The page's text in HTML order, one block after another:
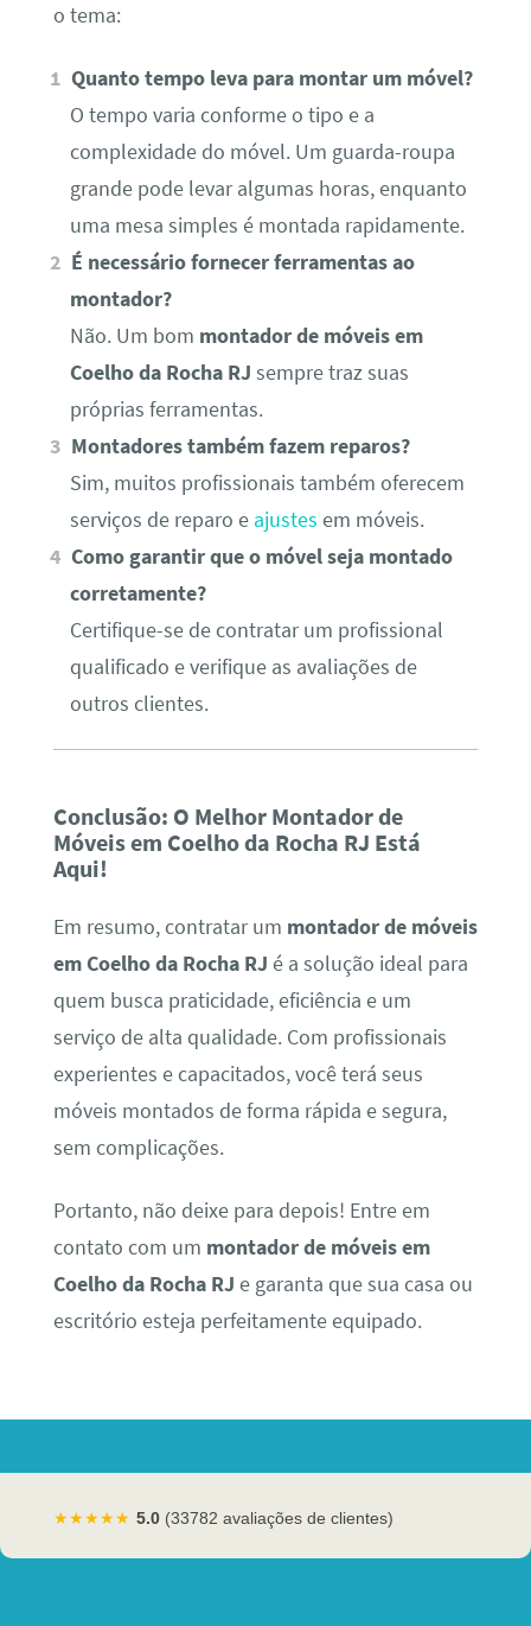
o tema:
Quanto tempo leva para montar um móvel?
O tempo varia conforme o tipo e a
complexidade do móvel. Um guarda-roupa
grande pode levar algumas horas, enquanto
uma mesa simples é montada rapidamente.
É necessário fornecer ferramentas ao
montador?
Não. Um bom montador de móveis em
Coelho da Rocha RJ sempre traz suas
próprias ferramentas.
Montadores também fazem reparos?
Sim, muitos profissionais também oferecem
serviços de reparo e ajustes em móveis.
Como garantir que o móvel seja montado
corretamente?
Certifique-se de contratar um profissional
qualificado e verifique as avaliações de
outros clientes.
Conclusão: O Melhor Montador de
Móveis em Coelho da Rocha RJ Está
Aqui!
Em resumo, contratar um montador de móveis
em Coelho da Rocha RJ é a solução ideal para
quem busca praticidade, eficiência e um
serviço de alta qualidade. Com profissionais
experientes e capacitados, você terá seus
móveis montados de forma rápida e segura,
sem complicações.
Portanto, não deixe para depois! Entre em
contato com um montador de móveis em
Coelho da Rocha RJ e garanta que sua casa ou
escritório esteja perfeitamente equipado.
★★★★★ 5.0 (33782 avaliações de clientes)